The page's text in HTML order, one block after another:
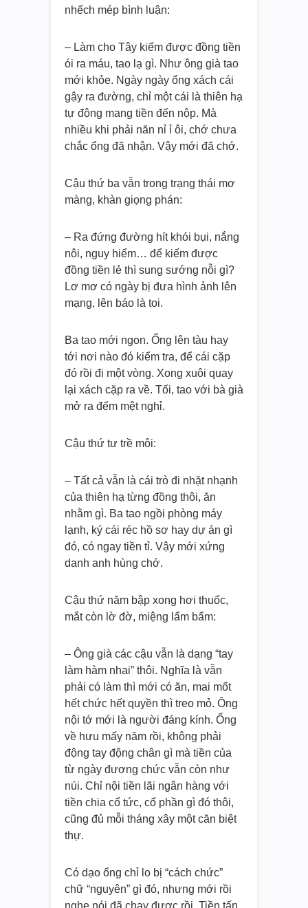
nhếch mép bình luận:
– Làm cho Tây kiếm được đồng tiền
ói ra máu, tao lạ gì. Như ông già tao
mới khỏe. Ngày ngày ổng xách cái
gậy ra đường, chỉ một cái là thiên hạ
tự động mang tiền đến nộp. Mà
nhiều khi phải năn nỉ ỉ ôi, chớ chưa
chắc ổng đã nhận. Vậy mới đã chớ.
Cậu thứ ba vẫn trong trạng thái mơ
màng, khàn giọng phán:
– Ra đứng đường hít khói bụi, nắng
nôi, nguy hiểm… để kiếm được
đồng tiền lẻ thì sung sướng nỗi gì?
Lơ mơ có ngày bị đưa hình ảnh lên
mạng, lên báo là toi.
Ba tao mới ngon. Ổng lên tàu hay
tới nơi nào đó kiểm tra, để cái cặp
đó rồi đi một vòng. Xong xuôi quay
lại xách cặp ra về. Tối, tao với bà già
mở ra đếm mệt nghỉ.
Cậu thứ tư trề môi:
– Tất cả vẫn là cái trò đi nhặt nhạnh
của thiên hạ từng đồng thôi, ăn
nhằm gì. Ba tao ngồi phòng máy
lạnh, ký cái réc hồ sơ hay dự án gì
đó, có ngay tiền tỉ. Vậy mới xứng
danh anh hùng chớ.
Cậu thứ năm bập xong hơi thuốc,
mắt còn lờ đờ, miệng lẩm bẩm:
– Ông già các cậu vẫn là dạng “tay
làm hàm nhai” thôi. Nghĩa là vẫn
phải có làm thì mới có ăn, mai mốt
hết chức hết quyền thì treo mỏ. Ông
nội tớ mới là người đáng kính. Ổng
về hưu mấy năm rồi, không phải
động tay động chân gì mà tiền của
từ ngày đương chức vẫn còn như
núi. Chỉ nội tiền lãi ngân hàng với
tiền chia cổ tức, cổ phần gì đó thôi,
cũng đủ mỗi tháng xây một căn biệt
thự.
Có dạo ổng chỉ lo bị “cách chức”
chữ “nguyên” gì đó, nhưng mới rồi
nghe nói đã chạy được rồi. Tiền tấn